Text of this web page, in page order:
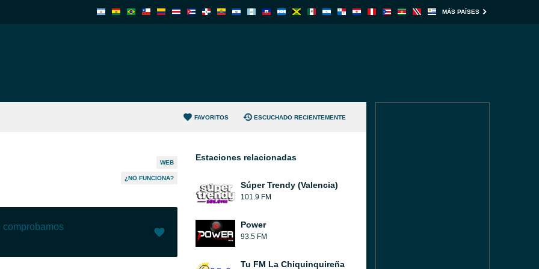
MÁS PAÍSES
FAVORITOS ESCUCHADO RECIENTEMENTE
WEB
¿NO FUNCIONA?
comprobamos
Estaciones relacionadas
Súper Trendy (Valencia)
101.9 FM
Power
93.5 FM
Tu FM La Chiquinquireña